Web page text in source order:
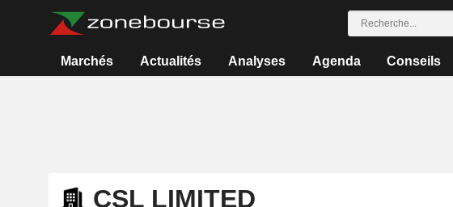
Marchés Actualités Analyses Agenda Conseils
CSL LIMITED